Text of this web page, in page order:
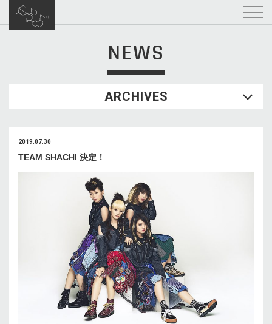
NEWS
ARCHIVES
2019.07.30
TEAM SHACHI 決定！